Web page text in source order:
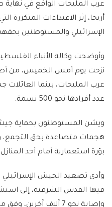
عرب المليحات الواقع في
أريحا، إثر الاعتداءات المتكررة
الإسرائيلي والمستوطنين
عرب المليحات، بينما
عدد أفرادها نحو 500 نسمة.
ويشن المستوطنون بحماية جيش
هجمات متصاعدة بحق التجمع،
بؤرة استعمارية أمام أحد المنازل.
وأدى تصعيد الجيش
وإصابة نحو 7 آلاف آخرين، وفق معطيات فلسطينية.